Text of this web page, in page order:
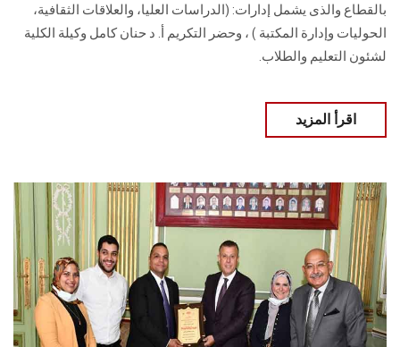
بالقطاع والذى يشمل إدارات: (الدراسات العليا، والعلاقات الثقافية،
الحوليات وإدارة المكتبة ) ، وحضر التكريم أ. د حنان كامل وكيلة الكلية
لشئون التعليم والطلاب.
اقرأ المزيد